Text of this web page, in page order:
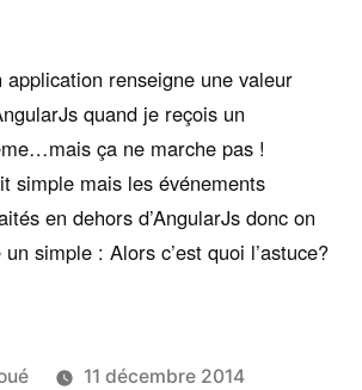
application renseigne une valeur
quand je reçois un
ça ne marche pas !
simple mais les événements
en dehors d’AngularJs donc on
simple : Alors c’est quoi l’astuce?
11 décembre 2014